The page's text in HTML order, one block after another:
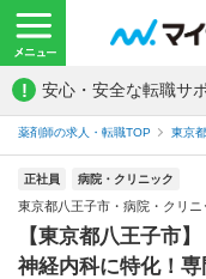
! 安心・安全な転職サ
薬剤師の求人・転職TOP 東京都
正社員 病院・クリニック
東京都八王子市・病院・クリニ
【東京都八王子市
神経内科に特化！専